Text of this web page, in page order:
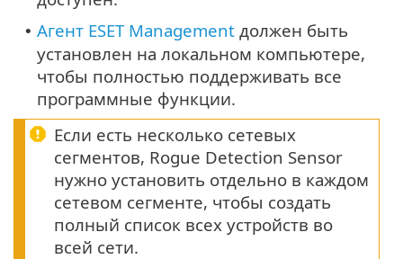
• Агент ESET Management должен быть
установлен на локальном компьютере,
чтобы полностью поддерживать все
программные функции.
Если есть несколько сетевых
сегментов, Rogue Detection Sensor
нужно установить отдельно в каждом
сетевом сегменте, чтобы создать
полный список всех устройств во
всей сети.